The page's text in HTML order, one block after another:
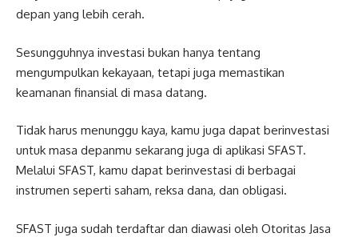
depan yang lebih cerah.
Sesungguhnya investasi bukan hanya tentang
mengumpulkan kekayaan, tetapi juga memastikan
keamanan finansial di masa datang.
Tidak harus menunggu kaya, kamu juga dapat berinvestasi
untuk masa depanmu sekarang juga di aplikasi SFAST.
Melalui SFAST, kamu dapat berinvestasi di berbagai
instrumen seperti saham, reksa dana, dan obligasi.
SFAST juga sudah terdaftar dan diawasi oleh Otoritas Jasa